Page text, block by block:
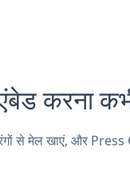
करना
से मेल खाएं, और Press